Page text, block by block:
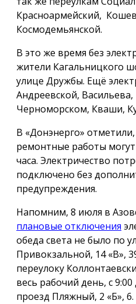
Красноармейский,
Космодемьянской.
В это же время без
жители Кагальницкого
улице Дружбы. Ещё
Андреевской,
Черноморском, Кваши,
В «Донэнерго»
ремонтные работы могут
часа. Электричество
подключено без
предупреждения.
Напомним, 8 июля в
плановые отключения
обеда света не было по
Привокзальной, 14 «В»,
переулоку
весь рабочий день, с
проезд Пляжный, 2 «Б», 6.